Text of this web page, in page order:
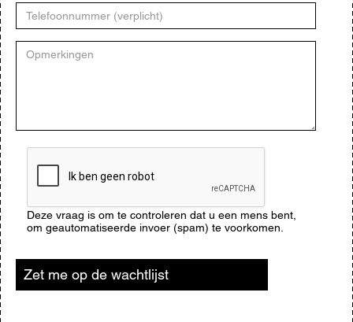
Telefoonnummer
Opmerkingen
Deze vraag is om te controleren dat u een mens bent,
om geautomatiseerde invoer (spam) te voorkomen.
Zet me op de wachtlijst